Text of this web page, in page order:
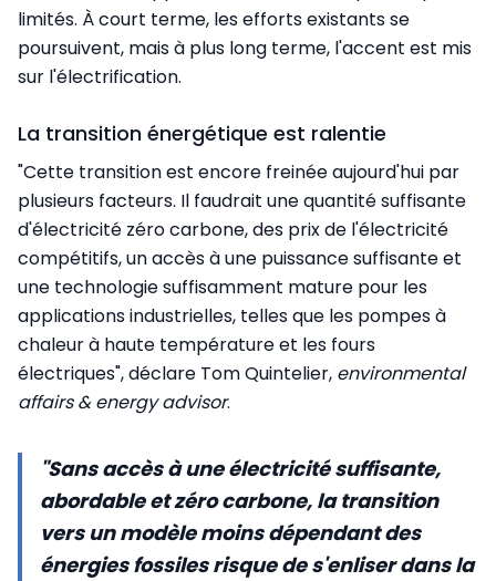
limités. À court terme, les efforts existants se
poursuivent, mais à plus long terme, l'accent est mis
sur l'électrification.
La transition énergétique est ralentie
"Cette transition est encore freinée aujourd'hui par
plusieurs facteurs. Il faudrait une quantité suffisante
d'électricité zéro carbone, des prix de l'électricité
compétitifs, un accès à une puissance suffisante et
une technologie suffisamment mature pour les
applications industrielles, telles que les pompes à
chaleur à haute température et les fours
électriques", déclare Tom Quintelier, environmental
affairs & energy advisor.
"Sans accès à une électricité suffisante,
abordable et zéro carbone, la transition
vers un modèle moins dépendant des
énergies fossiles risque de s'enliser dans la